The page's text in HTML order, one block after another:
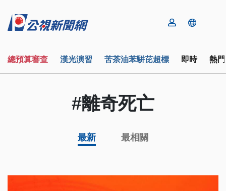
總預算審查 漢光演習 苦茶油苯駢芘超標 即時 熱
#離奇死亡
最新 最相關